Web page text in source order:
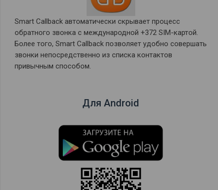
Smart Callback автоматически скрывает процесс
обратного звонка c международной +372 SIM-картой.
Более того, Smart Callback позволяет удобно совершать
звонки непосредственно из списка контактов
привычным способом.
Для Android